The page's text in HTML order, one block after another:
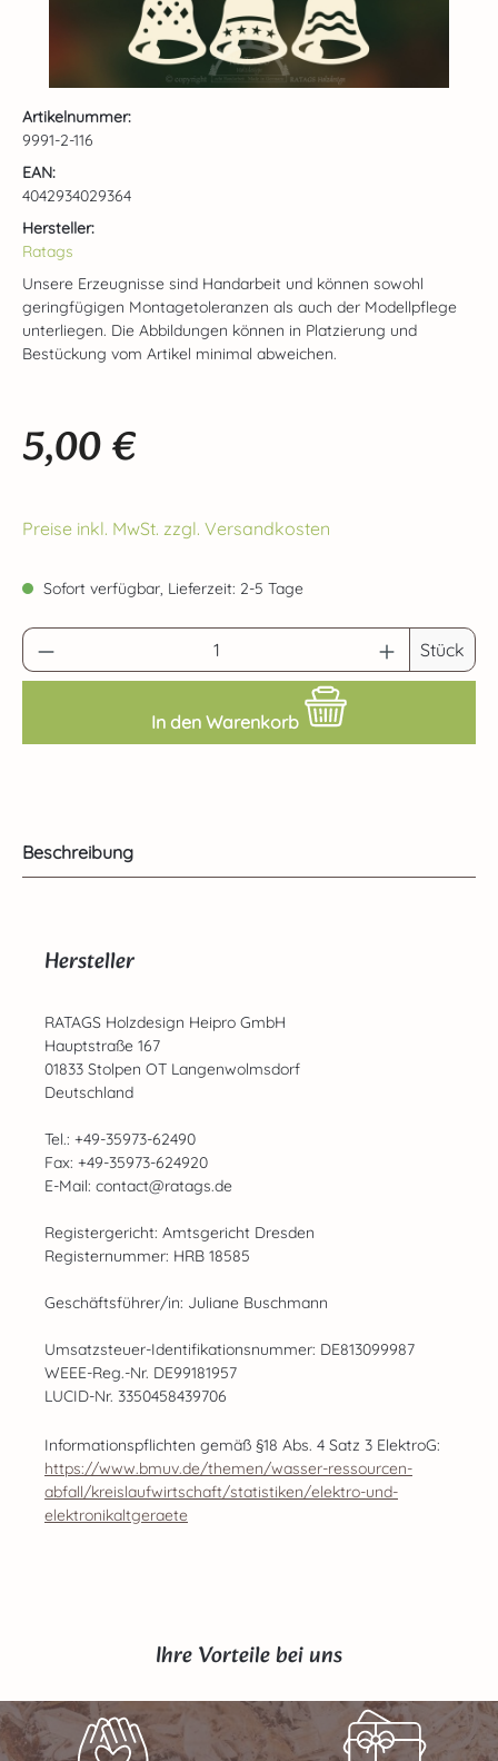
Artikelnummer:
9991-2-116
EAN:
4042934029364
Hersteller:
Ratags
Unsere Erzeugnisse sind Handarbeit und können sowohl
geringfügigen Montagetoleranzen als auch der Modellpflege
unterliegen. Die Abbildungen können in Platzierung und
Bestückung vom Artikel minimal abweichen.
Regulärer Preis:
5,00 €
Preise inkl. MwSt. zzgl. Versandkosten
Sofort verfügbar, Lieferzeit: 2-5 Tage
Produkt Anzahl: Gib den gewünschtenStück
In den Warenkorb
Beschreibung
Hersteller
RATAGS Holzdesign Heipro GmbH
Hauptstraße 167
01833 Stolpen OT Langenwolmsdorf
Deutschland
Tel.: +49-35973-62490
Fax: +49-35973-624920
E-Mail: contact@ratags.de
Registergericht: Amtsgericht Dresden
Registernummer: HRB 18585
Geschäftsführer/in: Juliane Buschmann
Umsatzsteuer-Identifikationsnummer: DE813099987
WEEE-Reg.-Nr. DE99181957
LUCID-Nr. 3350458439706
Informationspflichten gemäß §18 Abs. 4 Satz 3 ElektroG:
https://www.bmuv.de/themen/wasser-ressourcen-
abfall/kreislaufwirtschaft/statistiken/elektro-und-
elektronikaltgeraete
Ihre Vorteile bei uns